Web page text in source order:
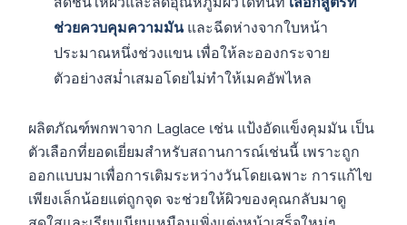
ช่วยควบคุมความมันและฉีดห่างจากใบหน้า
ประมาณหนึ่งช่วงแขน เพื่อให้ละอองกระจาย
ตัวอย่างสม่ำเสมอโดยไม่ทำให้เมคอัพไหล
ผลิตภัณฑ์พกพาจาก Laglace เช่น แป้งอัดแข็งคุมมัน เป็น
ตัวเลือกที่ยอดเยี่ยมสำหรับสถานการณ์เช่นนี้ เพราะถูก
ออกแบบมาเพื่อการเติมระหว่างวันโดยเฉพาะ การแก้ไข
เพียงเล็กน้อยแต่ถูกจุด จะช่วยให้ผิวของคุณกลับมาดู